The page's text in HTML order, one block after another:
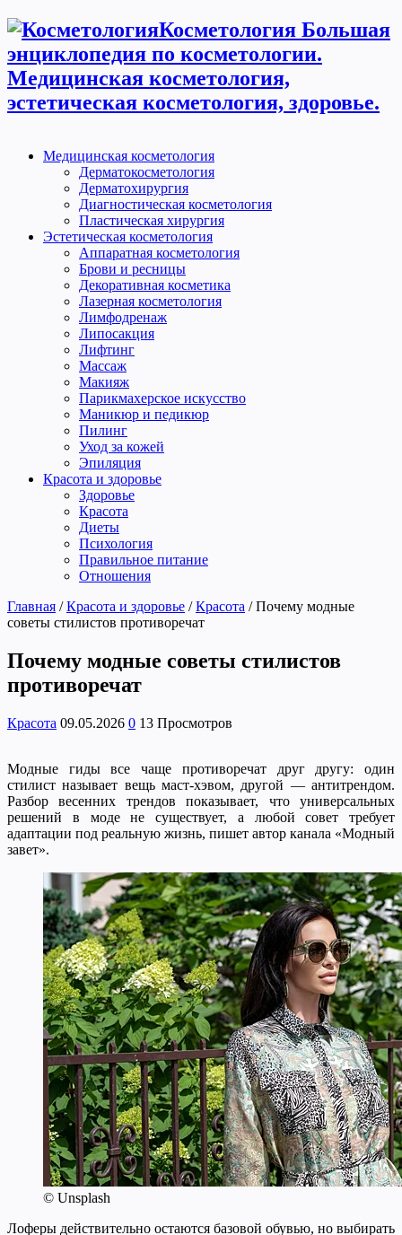
Косметология Большая
энциклопедия по косметологии.
Медицинская косметология,
эстетическая косметология, здоровье.
Медицинская косметология
Дерматокосметология
Дерматохирургия
Диагностическая косметология
Пластическая хирургия
Эстетическая косметология
Аппаратная косметология
Брови и ресницы
Декоративная косметика
Лазерная косметология
Лимфодренаж
Липосакция
Лифтинг
Массаж
Макияж
Парикмахерское искусство
Маникюр и педикюр
Пилинг
Уход за кожей
Эпиляция
Красота и здоровье
Здоровье
Красота
Диеты
Психология
Правильное питание
Отношения
Главная / Красота и здоровье / Красота / Почему модные
советы стилистов противоречат
Почему модные советы стилистов
противоречат
Красота 09.05.2026 0 13 Просмотров
Модные гиды все чаще противоречат друг другу: один
стилист называет вещь маст-хэвом, другой — антитрендом.
Разбор весенних трендов показывает, что универсальных
решений в моде не существует, а любой совет требует
адаптации под реальную жизнь, пишет автор канала «Модный
завет».
© Unsplash
Лоферы действительно остаются базовой обувью, но выбирать